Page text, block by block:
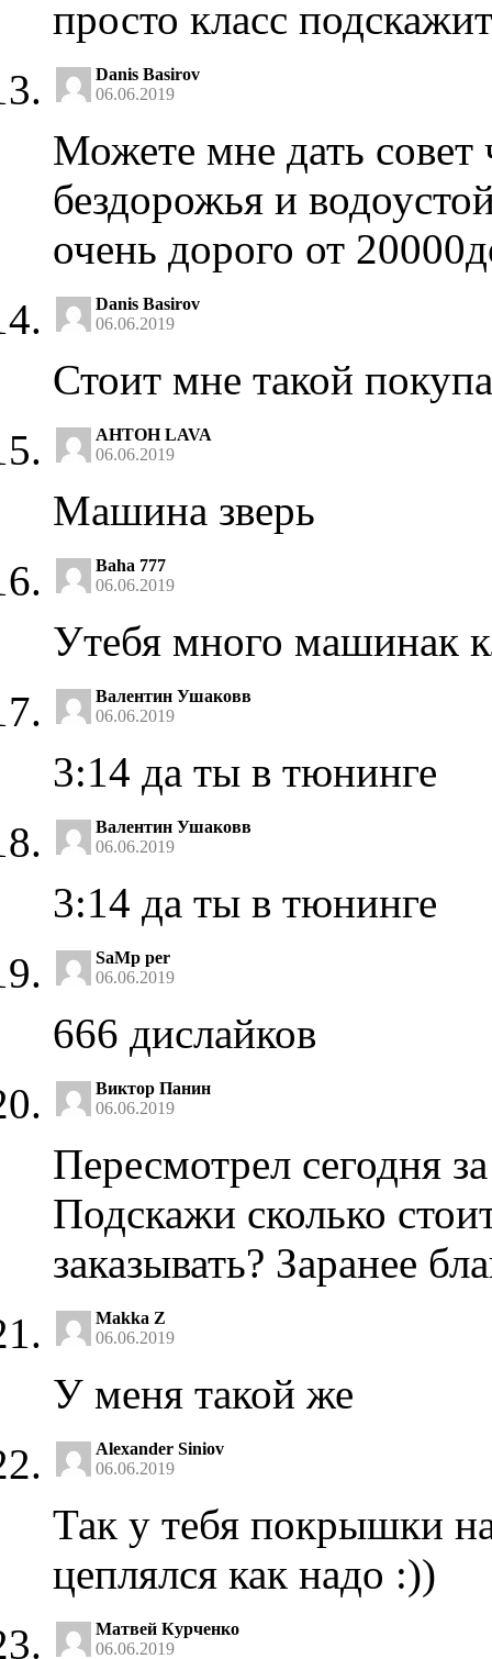
просто класс
Danis Basirov
06.06.2019
Можете мне дать
бездорожья и
очень дорого от
Danis Basirov
06.06.2019
Стоит мне такой
AHTOH LAVA
06.06.2019
Машина зверь
Baha 777
06.06.2019
Утебя много машинак
Валентин Ушаковв
06.06.2019
3:14 да ты в тюнинге
Валентин Ушаковв
06.06.2019
3:14 да ты в тюнинге
SaMp per
06.06.2019
666 дислайков
Виктор Панин
06.06.2019
Пересмотрел сегодня
Подскажи сколько
заказывать? Заранее
Makka Z
06.06.2019
У меня такой же
Alexander Siniov
06.06.2019
Так у тебя покрышки
цеплялся как надо :))
Матвей Курченко
06.06.2019